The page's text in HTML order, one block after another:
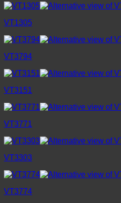
VT1305
VT3794
VT3151
VT3771
VT3303
VT3774